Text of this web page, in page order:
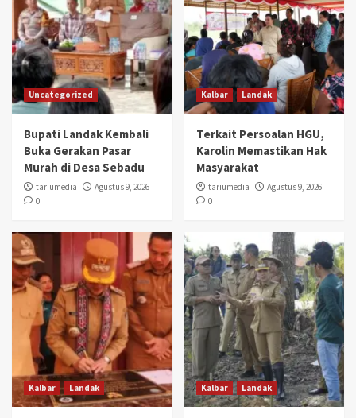
Uncategorized
Bupati Landak Kembali
Buka Gerakan Pasar
Murah di Desa Sebadu
tariumedia
Agustus 9, 2026
0
Kalbar Landak
Terkait Persoalan HGU,
Karolin Memastikan Hak
Masyarakat
tariumedia
Agustus 9, 2026
0
Kalbar Landak Kalbar Landak